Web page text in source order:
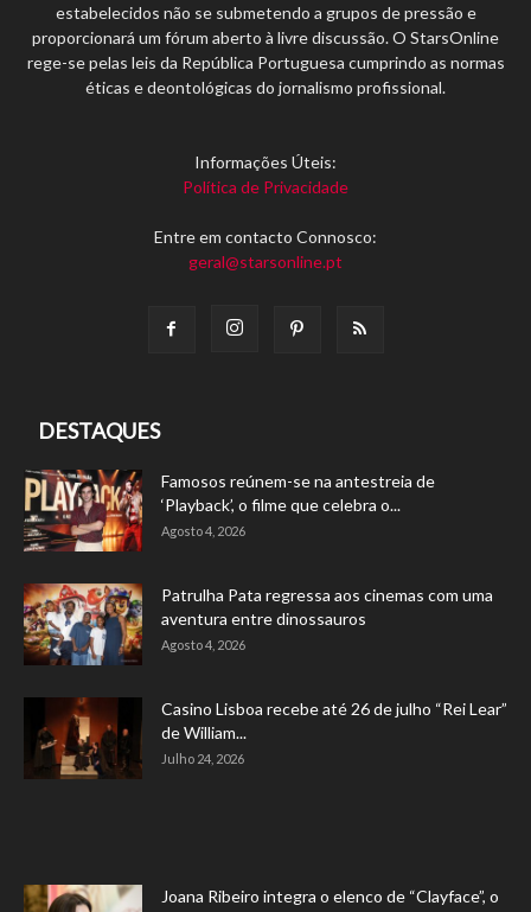
estabelecidos não se submetendo a grupos de pressão e
proporcionará um fórum aberto à livre discussão. O StarsOnline
rege-se pelas leis da República Portuguesa cumprindo as normas
éticas e deontológicas do jornalismo profissional.
Informações Úteis:
Política de Privacidade
Entre em contacto Connosco:
geral@starsonline.pt
DESTAQUES
Famosos reúnem-se na antestreia de
‘Playback’, o filme que celebra o...
Agosto 4, 2026
Patrulha Pata regressa aos cinemas com uma
aventura entre dinossauros
Agosto 4, 2026
Casino Lisboa recebe até 26 de julho “Rei Lear”
de William...
Julho 24, 2026
Joana Ribeiro integra o elenco de “Clayface”, o